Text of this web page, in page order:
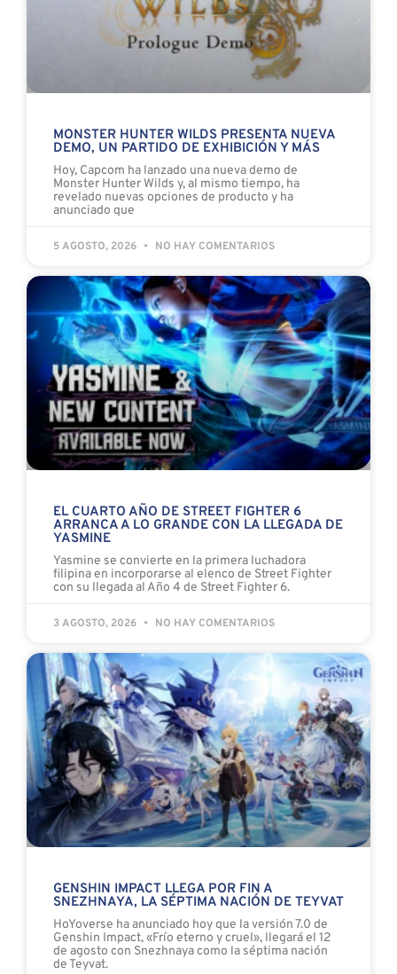
MONSTER HUNTER WILDS PRESENTA NUEVA
DEMO, UN PARTIDO DE EXHIBICIÓN Y MÁS
Hoy, Capcom ha lanzado una nueva demo de
Monster Hunter Wilds y, al mismo tiempo, ha
revelado nuevas opciones de producto y ha
anunciado que
5 AGOSTO, 2026 NO HAY COMENTARIOS
EL CUARTO AÑO DE STREET FIGHTER 6
ARRANCA A LO GRANDE CON LA LLEGADA DE
YASMINE
Yasmine se convierte en la primera luchadora
filipina en incorporarse al elenco de Street Fighter
con su llegada al Año 4 de Street Fighter 6.
3 AGOSTO, 2026 NO HAY COMENTARIOS
GENSHIN IMPACT LLEGA POR FIN A
SNEZHNAYA, LA SÉPTIMA NACIÓN DE TEYVAT
HoYoverse ha anunciado hoy que la versión 7.0 de
Genshin Impact, «Frío eterno y cruel», llegará el 12
de agosto con Snezhnaya como la séptima nación
de Teyvat.